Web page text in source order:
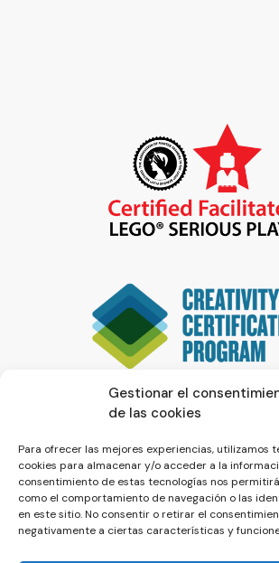
Gestionar el
de las cookies
Para ofrecer las mejores experiencias, utilizamos
cookies para almacenar y/o acceder a la
consentimiento de estas tecnologías nos
como el comportamiento de navegación o las
en este sitio. No consentir o retirar el
negativamente a ciertas características y